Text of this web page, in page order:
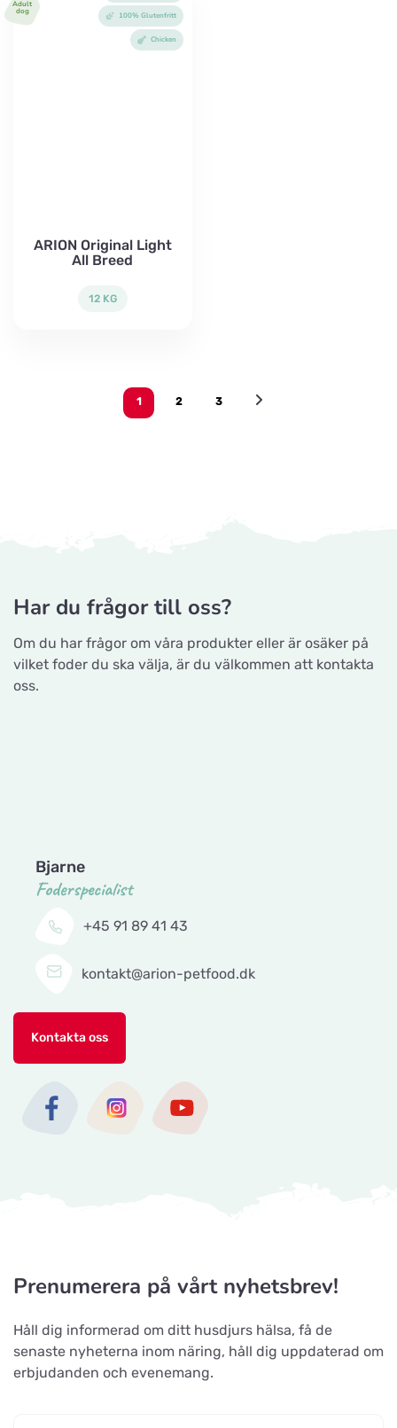
Adult
dog 100% Glutenfritt
Chicken
ARION Original Light
All Breed
12 KG
1 2 3
Har du frågor till oss?
Om du har frågor om våra produkter eller är osäker på
vilket foder du ska välja, är du välkommen att kontakta
oss.
Bjarne
Foderspecialist
+45 91 89 41 43
kontakt@arion-petfood.dk
Kontakta oss
Prenumerera på vårt nyhetsbrev!
Håll dig informerad om ditt husdjurs hälsa, få de
senaste nyheterna inom näring, håll dig uppdaterad om
erbjudanden och evenemang.